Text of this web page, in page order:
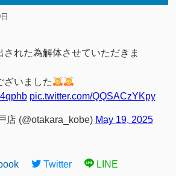
された為解体させていただきま
ざいました
pic.twitter.com/QQSACzYKpy
店 (@otakara_kobe) May 19, 2025
Twitter LINE